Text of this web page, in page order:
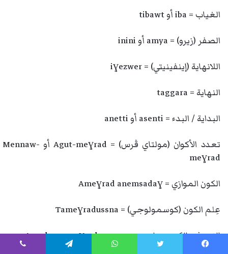
الغياب = iba أو tibawt
الصفر (زيرو) = amya أو inini
اللانهاية (إينفينيتي) = iɣezwer
النهاية = taggara
البداية / البدء = asenti أو anetti
تعدد الأكوان (مولتاي ڤرس) = Agut-meɣrad أو Mennaw-
meɣrad
الكون الموازي = Ameɣrad anemsadaɣ
عِلم الكون (كوسمولوجي) = Tameɣradussna
النموذج الكوسمولوجي = Amudem ameɣradussnan